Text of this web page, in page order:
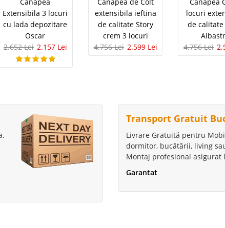
Extensibila 3 locuri
cu lada depozitare
Oscar
2.652 Lei 2.157 Lei
extensibila ieftina
de calitate Story
crem 3 locuri
4.756 Lei 2.599 Lei
locuri
de calitate
4.756 Lei
Transport Gratuit
Livrare Gratuită pentru
dormitor, bucătării, living
Montaj profesional asigurat
Garantat